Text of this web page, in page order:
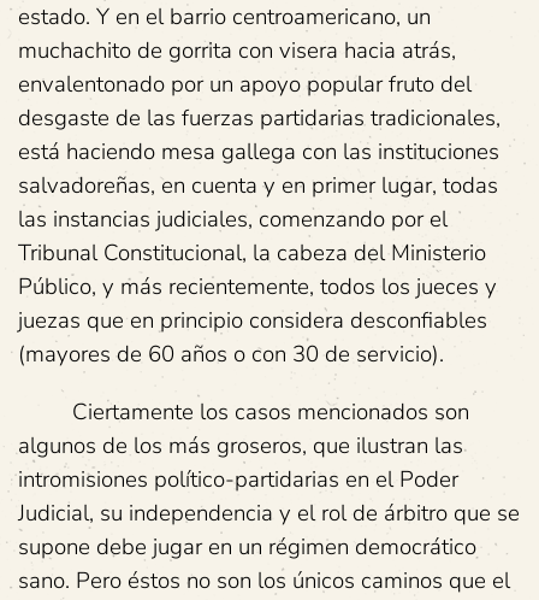
estado. Y en el barrio centroamericano, un
muchachito de gorrita con visera hacia atrás,
envalentonado por un apoyo popular fruto del
desgaste de las fuerzas partidarias tradicionales,
está haciendo mesa gallega con las instituciones
salvadoreñas, en cuenta y en primer lugar, todas
las instancias judiciales, comenzando por el
Tribunal Constitucional, la cabeza del Ministerio
Público, y más recientemente, todos los jueces y
juezas que en principio considera desconfiables
(mayores de 60 años o con 30 de servicio).
Ciertamente los casos mencionados son
algunos de los más groseros, que ilustran las
intromisiones político-partidarias en el Poder
Judicial, su independencia y el rol de árbitro que se
supone debe jugar en un régimen democrático
sano. Pero éstos no son los únicos caminos que el